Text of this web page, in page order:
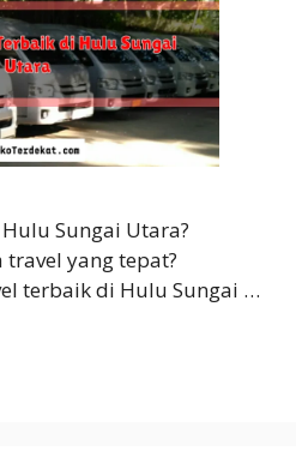
Sungai Utara?
yang tepat?
terbaik di Hulu Sungai …